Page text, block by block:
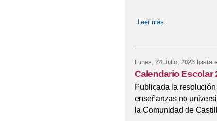
Leer más
Lunes, 24 Julio, 2023hasta
Calendario Escolar
Publicada la
enseñanzas no
la Comunidad de